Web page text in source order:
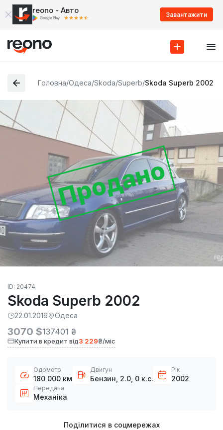
reono - Авто Завантажити
Головна/Одеса/Skoda/Superb/Skoda Superb 2002
Продано
ID: 20474
Skoda Superb 2002
22.01.2016 Одеса
3070 $137401 ₴
Купити в кредит від3 229₴/міс
Одометр
180 000 км
Двигун
Бензин, 2.0, 0 к.с.
Рік
2002
Передача
Механіка
Поділитися в соцмережах